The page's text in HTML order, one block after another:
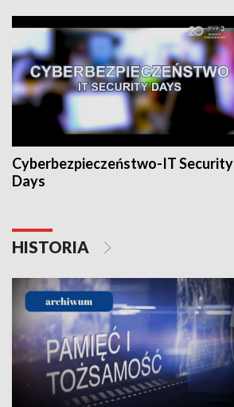
Cyberbezpieczeństwo-IT Security
Days
HISTORIA